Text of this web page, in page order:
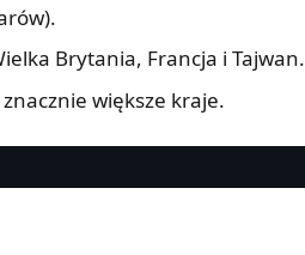
Brytania, Francja i Tajwan.
większe kraje.